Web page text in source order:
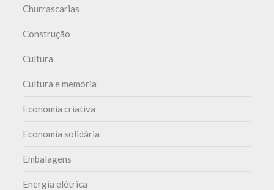
Churrascarias
Construção
Cultura
Cultura e memória
Economia criativa
Economia solidária
Embalagens
Energia elétrica